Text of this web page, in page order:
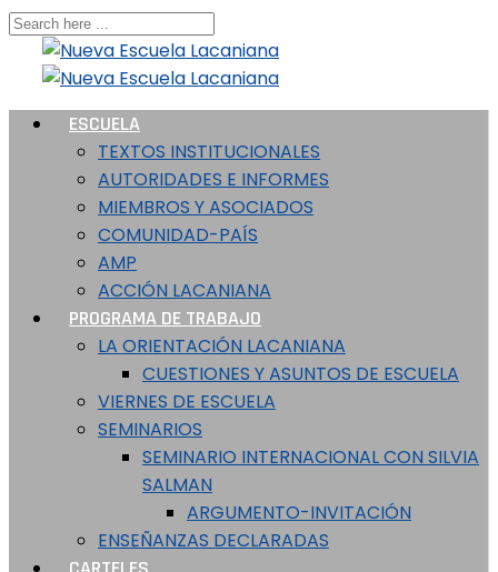
ESCUELA
TEXTOS INSTITUCIONALES
AUTORIDADES E INFORMES
MIEMBROS Y ASOCIADOS
COMUNIDAD-PAÍS
AMP
ACCIÓN LACANIANA
PROGRAMA DE TRABAJO
LA ORIENTACIÓN LACANIANA
CUESTIONES Y ASUNTOS DE ESCUELA
VIERNES DE ESCUELA
SEMINARIOS
SEMINARIO INTERNACIONAL CON SILVIA
SALMAN
ARGUMENTO-INVITACIÓN
ENSEÑANZAS DECLARADAS